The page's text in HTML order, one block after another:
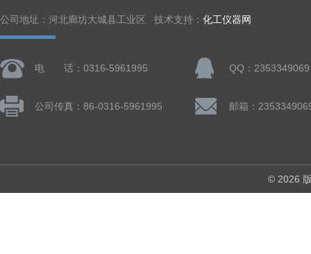
公司地址：河北廊坊大城县工业区 技术支持： 化工仪器网
电 话：0316-5961995 QQ：2353349069
公司传真：86-0316-5961995 邮箱：
© 2026